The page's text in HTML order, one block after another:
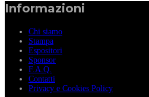
Informazioni
Chi siamo
Stampa
Espositori
Sponsor
F.A.Q.
Contatti
Privacy e Cookies Policy